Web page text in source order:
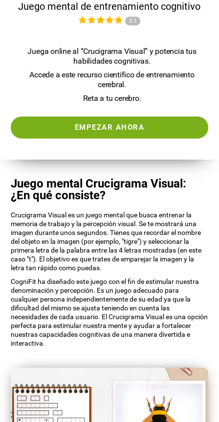
Juego mental de entrenamiento cognitivo
3.3
Juega online al “Crucigrama Visual” y potencia tus
habilidades cognitivas.
Accede a este recurso científico de entrenamiento
cerebral.
Reta a tu cerebro.
EMPEZAR AHORA
Juego mental Crucigrama Visual:
¿En qué consiste?
Crucigrama Visual es un juego mental que busca entrenar la
memoria de trabajo y la percepción visual. Se te mostrará una
imagen durante unos segundos. Tienes que recordar el nombre
del objeto en la imagen (por ejemplo, "tigre") y seleccionar la
primera letra de la palabra entre las 4 letras mostradas (en este
caso "t"). El objetivo es que trates de emparejar la imagen y la
letra tan rápido como puedas.
CogniFit ha diseñado este juego con el fin de estimular nuestra
denominación y percepción. Es un juego adecuado para
cualquier persona independientemente de su edad ya que la
dificultad del mismo se ajusta teniendo en cuenta las
necesidades de cada usuario. El Crucigrama Visual es una opción
perfecta para estimular nuestra mente y ayudar a fortalecer
nuestras capacidades cognitivas de una manera divertida e
interactiva.